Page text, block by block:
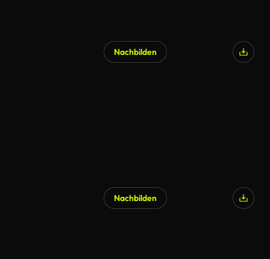
Nachbilden
Nachbilden